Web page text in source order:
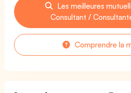
Les meilleures
Consultant /
Comprendre la